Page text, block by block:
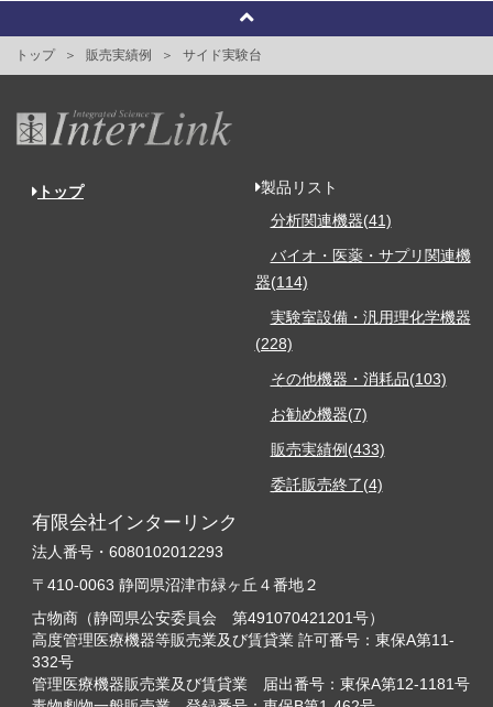
トップ 販売実績例 サイド実験台
トップ
製品リスト
分析関連機器(41)
バイオ・医薬・サプリ関連機
器(114)
実験室設備・汎用理化学機器
(228)
その他機器・消耗品(103)
お勧め機器(7)
販売実績例(433)
委託販売終了(4)
有限会社インターリンク
法人番号・6080102012293
〒410-0063 静岡県沼津市緑ヶ丘４番地２
古物商（静岡県公安委員会 第491070421201号）
高度管理医療機器等販売業及び賃貸業 許可番号：東保A第11-
332号
管理医療機器販売業及び賃貸業 届出番号：東保A第12-1181号